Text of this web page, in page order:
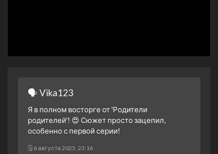
1 сезон 21 серия
29 октября 2024
1 сезон 20 серия
28 октября 2024
23 октября 2024
🗣 Vika123
Я в полном восторге от 'Родители
родителей'! 😍 Сюжет просто зацепил,
особенно с первой серии!
🗓 6 августа 2025, 23:16